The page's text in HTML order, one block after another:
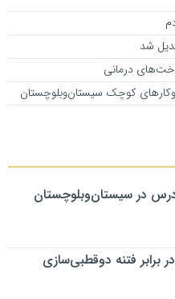
شد
درمانی
فتنه دوقطبی‌سازی